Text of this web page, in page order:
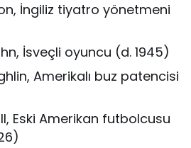
İngiliz tiyatro yönetmeni
İsveçli oyuncu (d. 1945)
Amerikalı buz patencisi
Eski Amerikan futbolcusu